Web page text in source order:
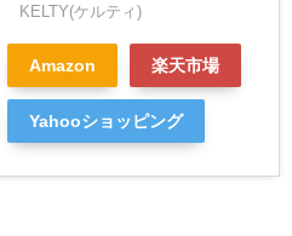
KELTY(ケルティ)
Amazon 楽天市場
Yahooショッピング